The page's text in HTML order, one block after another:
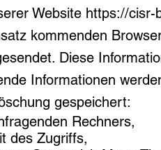
Website https://cisr-
kommenden
Diese
Informationen
gespeichert:
Rechners,
des Zugriffs,